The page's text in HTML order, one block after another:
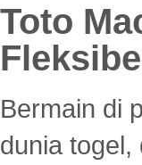
Toto
Bermain di
dunia